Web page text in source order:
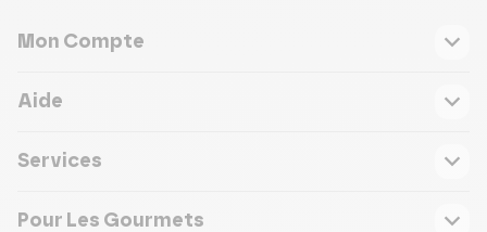
Mon Compte
Aide
Services
Pour Les Gourmets